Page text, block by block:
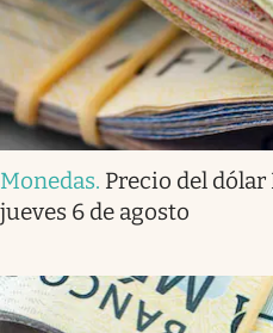
Monedas. Precio del dólar
jueves 6 de agosto